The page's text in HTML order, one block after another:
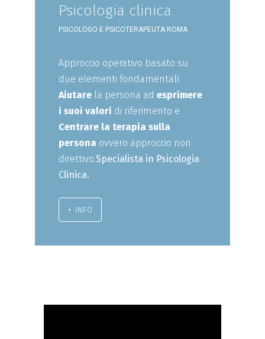
Psicologia clinica
PSICOLOGO E PSICOTERAPEUTA ROMA
Approccio operativo basato su
due elementi fondamentali:
Aiutare la persona ad esprimere
i suoi valori di riferimento e
Centrare la terapia sulla
persona ovvero approccio non
direttivo.Specialista in Psicologia
Clinica.
+ INFO